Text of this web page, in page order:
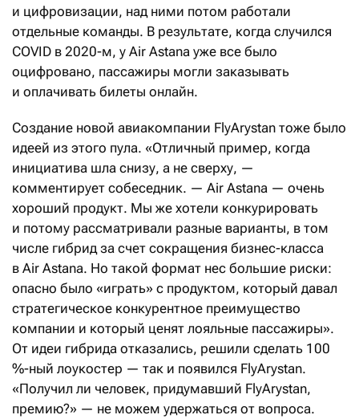
и цифровизации, над ними потом работали
отдельные команды. В результате, когда случился
COVID в 2020-м, у Air Astana уже все было
оцифровано, пассажиры могли заказывать
и оплачивать билеты онлайн.
Создание новой авиакомпании FlyArystan тоже было
идеей из этого пула. «Отличный пример, когда
инициатива шла снизу, а не сверху, —
комментирует собеседник. — Air Astana — очень
хороший продукт. Мы же хотели конкурировать
и потому рассматривали разные варианты, в том
числе гибрид за счет сокращения бизнес-класса
в Air Astana. Но такой формат нес большие риски:
опасно было «играть» с продуктом, который давал
стратегическое конкурентное преимущество
компании и который ценят лояльные пассажиры».
От идеи гибрида отказались, решили сделать 100
%-ный лоукостер — так и появился FlyArystan.
«Получил ли человек, придумавший FlyArystan,
премию?» — не можем удержаться от вопроса.